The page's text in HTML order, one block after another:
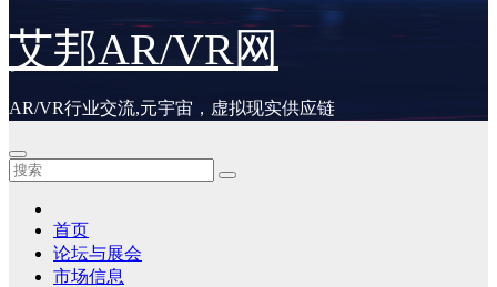
艾邦AR/VR网
AR/VR行业交流,元宇宙，虚拟现实供应链
首页
论坛与展会
市场信息